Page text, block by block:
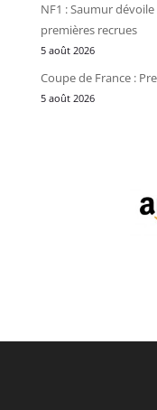
NF1 : Saumur
premières recrues
5 août 2026
Coupe de France :
5 août 2026